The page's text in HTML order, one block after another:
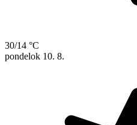
30/14 °C
pondelok 10. 8.